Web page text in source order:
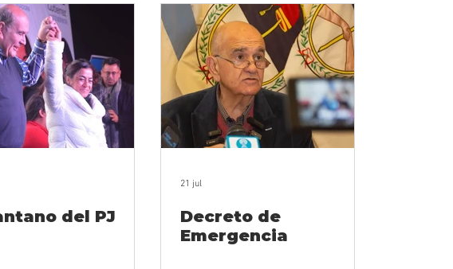
del PJ
Decreto de
Emergencia
21 jul